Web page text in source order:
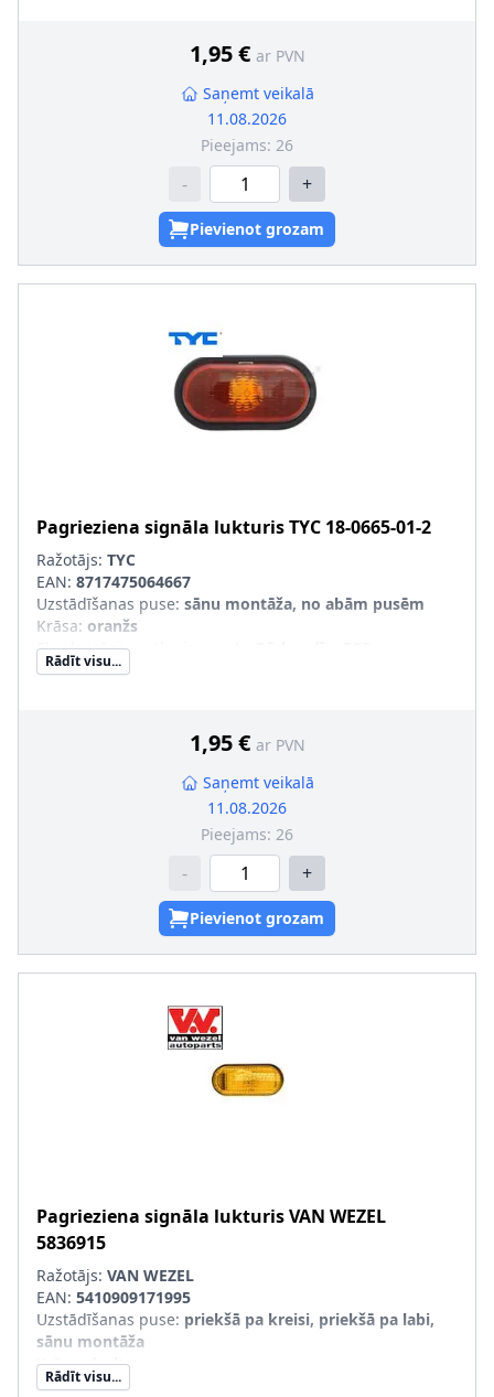
1,95 € ar PVN
Saņemt veikalā
11.08.2026
Pieejams: 26
- +
Pievienot grozam
Pagrieziena signāla lukturisTYC 18-0665-01-2
Ražotājs: TYC
EAN: 8717475064667
Uzstādīšanas puse: sānu montāža, no abām pusēm
Krāsa: oranžs
Ekspluatācijas atļaujas veids
Papildus artikuls/Papildus informācija
Rādīt visu...
1,95 € ar PVN
Saņemt veikalā
11.08.2026
Pieejams: 26
- +
Pievienot grozam
Pagrieziena signāla lukturisVAN WEZEL
5836915
Ražotājs: VAN WEZEL
EAN: 5410909171995
Uzstādīšanas puse: priekšā pa kreisi, priekšā pa labi,
sānu montāža
Krāsa:dzeltens
Papildus artikuls/Papildus informācija
Rādīt visu...